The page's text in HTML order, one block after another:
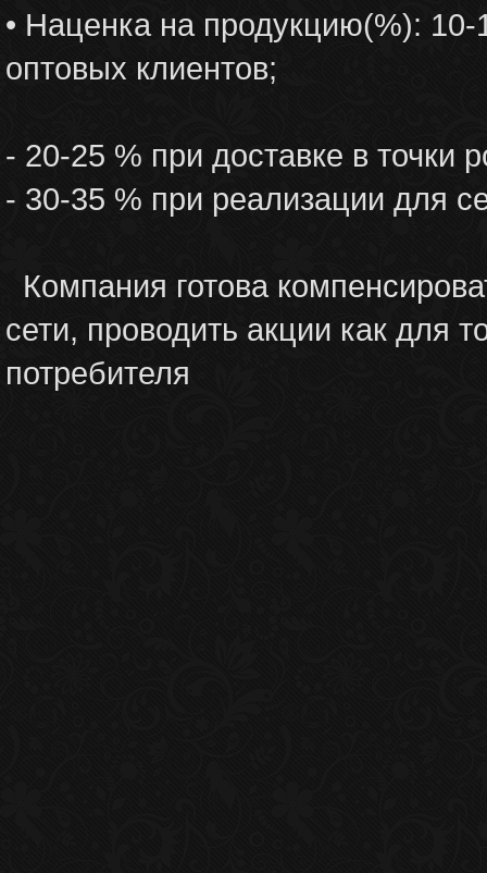
• Наценка на продукцию(%):
оптовых клиентов;
- 20-25 % при доставке в точки
- 30-35 % при реализации для
Компания готова
сети, проводить акции как для
потребителя